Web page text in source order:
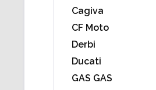
Cagiva
CF Moto
Derbi
Ducati
GAS GAS